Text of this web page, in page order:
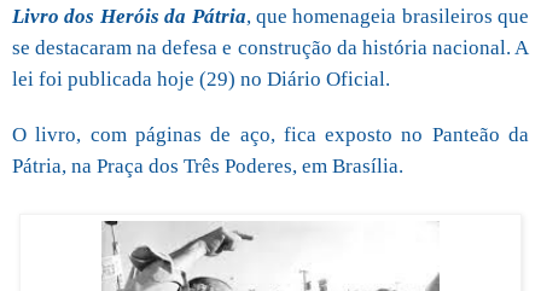
Livro dos Heróis da Pátria, que homenageia brasileiros que
se destacaram na defesa e construção da história nacional. A
lei foi publicada hoje (29) no Diário Oficial.
O livro, com páginas de aço, fica exposto no Panteão da
Pátria, na Praça dos Três Poderes, em Brasília.